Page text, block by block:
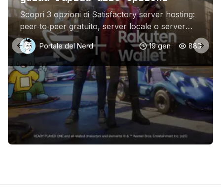
Scopri 3 opzioni di Satisfactory server hosting:
peer‑to‑peer gratuito, server locale o server
dedicato in affitto. Scegli la soluzione per il tuo
gruppo.Portale del Nerd 19 gen 883
Previous slide Next